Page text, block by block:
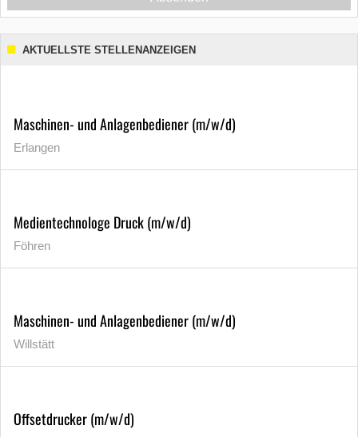
AKTUELLSTE STELLENANZEIGEN
Maschinen- und Anlagenbediener (m/w/d)
Erlangen
Medientechnologe Druck (m/w/d)
Föhren
Maschinen- und Anlagenbediener (m/w/d)
Willstätt
Offsetdrucker (m/w/d)